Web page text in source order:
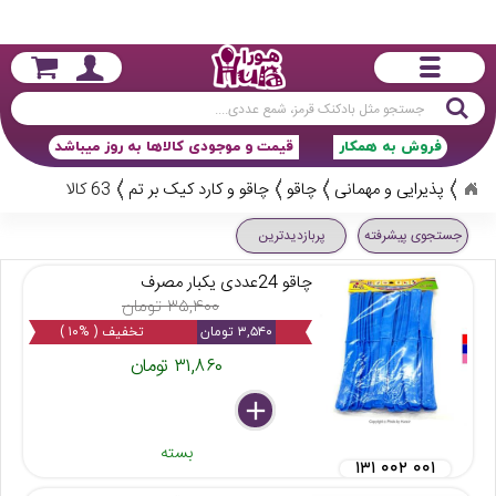
جستجو
قیمت و موجودی کالاها به روز میباشد فروش به همکار
پذیرایی و مهمانی چاقو چاقو و کارد کیک بر تم 63 کالا
جستجوی پیشرفته پربازدیدترین
چاقو 24عددی یکبار مصرف
۳۵,۴۰۰ تومان
۳,۵۴۰ تومان تخفیف ( %۱۰ )
۳۱,۸۶۰ تومان
delete
remove
add
بسته
۱۳۱ ۰۰۲ ۰۰۱